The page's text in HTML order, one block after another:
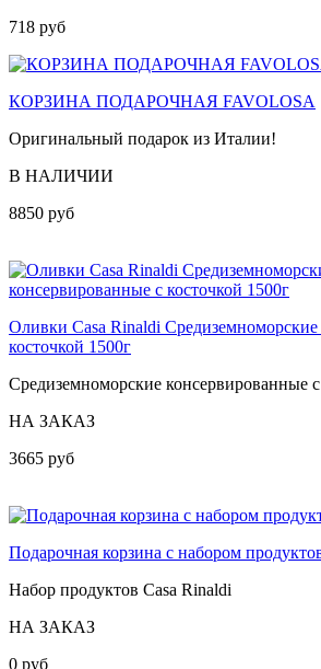
718 руб
КОРЗИНА ПОДАРОЧНАЯ FAVOLOSA
Оригинальный подарок из Италии!
В НАЛИЧИИ
8850 руб
Оливки Casa Rinaldi
косточкой 1500г
Средиземноморские консервированные
НА ЗАКАЗ
3665 руб
Подарочная корзина с набором
Набор продуктов Casa Rinaldi
НА ЗАКАЗ
0 руб